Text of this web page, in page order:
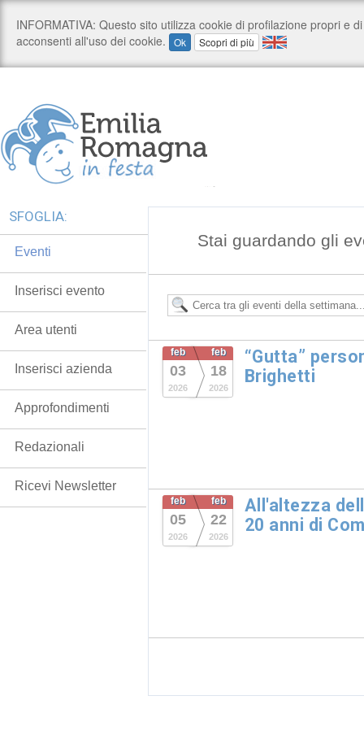
Stai guardando gli
feb
03
2026
feb
18
2026
“Gutta”
Brighetti
feb
05
2026
feb
22
2026
All'altezza
20 anni di
SFOGLIA:
Eventi
Inserisci evento
Area utenti
Inserisci azienda
Approfondimenti
Redazionali
Ricevi Newsletter